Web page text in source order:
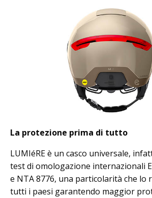
La protezione prima di tutto
LUMIéRE è un casco universale,
test di omologazione internazionali
e NTA 8776, una particolarità che lo
tutti i paesi garantendo maggior